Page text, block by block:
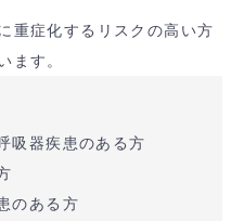
重症化するリスクの高い方
ます。
吸器疾患のある方
のある方